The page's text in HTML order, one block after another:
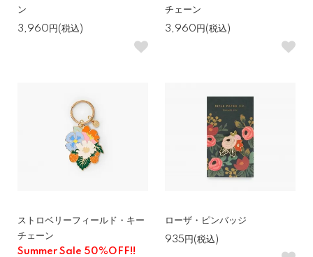
ン
3,960円(税込)
チェーン
3,960円(税込)
ストロベリーフィールド・キー
チェーン
Summer Sale 50%OFF!!
ローザ・ピンバッジ
935円(税込)